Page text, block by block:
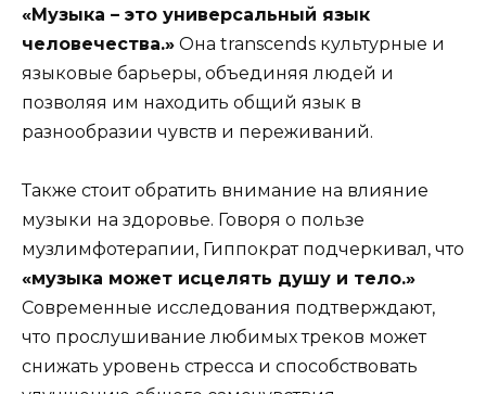
«Музыка – это универсальный язык
человечества.» Она transcends культурные и
языковые барьеры, объединяя людей и
позволяя им находить общий язык в
разнообразии чувств и переживаний.
Также стоит обратить внимание на влияние
музыки на здоровье. Говоря о пользе
музлимфотерапии, Гиппократ подчеркивал, что
«музыка может исцелять душу и тело.»
Современные исследования подтверждают,
что прослушивание любимых треков может
снижать уровень стресса и способствовать